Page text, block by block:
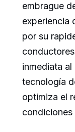
embrague
experiencia
por su
inmediata al
tecnología
optimiza el
condiciones